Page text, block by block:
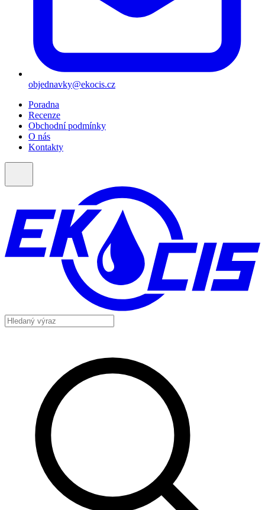
objednavky@ekocis.cz
Poradna
Recenze
Obchodní podmínky
O nás
Kontakty